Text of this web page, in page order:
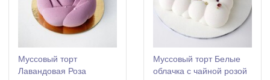
Муссовый торт
Лавандовая Роза
Муссовый торт Белые
облачка с чайной розой